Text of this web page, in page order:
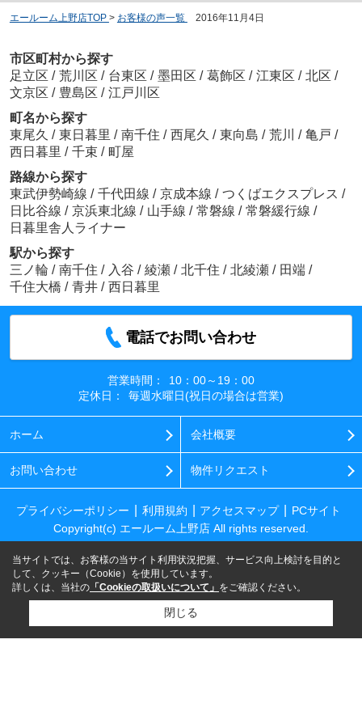
エールーム上野店TOP > お客様の声一覧 2016年11月4日
市区町村から探す
足立区 / 荒川区 / 台東区 / 墨田区 / 葛飾区 / 江東区 / 北区 /
文京区 / 豊島区 / 江戸川区
町名から探す
東尾久 / 東日暮里 / 南千住 / 西尾久 / 東向島 / 荒川 / 亀戸 /
西日暮里 / 千束 / 町屋
路線から探す
東武伊勢崎線 / 千代田線 / 京成本線 / つくばエクスプレス /
日比谷線 / 京浜東北線 / 山手線 / 常磐線 / 常磐緩行線 /
日暮里舎人ライナー
駅から探す
三ノ輪 / 南千住 / 入谷 / 綾瀬 / 北千住 / 北綾瀬 / 田端 /
千住大橋 / 青井 / 西日暮里
電話でお問い合わせ
営業時間：
10：00～19：00
定休日：
毎週水曜日(祝日の場合は営業)
ホーム 会社概要
お問い合わせ 物件リクエスト
プライバシーポリシー 利用規約 アクセスマップ
PCサイト
Copyright(c) エールーム上野店 All rights reserved.
当サイトでは、お客様の当サイト利用状況把握、サービス向上検討を目的と
して、クッキー（Cookie）を使用しています。
詳しくは、当社の 「Cookieの取扱いについて」 をご確認ください。
閉じる